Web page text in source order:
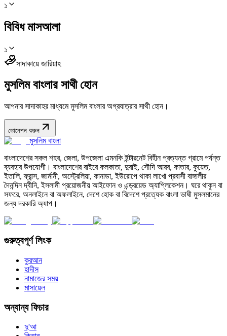
১
বিবিধ মাসআলা
১
সাদাকায়ে জারিয়াহ
মুসলিম বাংলার সাথী হোন
আপনার সাদাকাহর মাধ্যমে মুসলিম বাংলার অগ্রযাত্রার সাথী হোন।
ডোনেশন করুন
মুসলিম বাংলা
বাংলাদেশের সকল শহর, জেলা, উপজেলা এমনকি ইন্টারনেট বিহীন প্রত্যন্ত গ্রামে পর্যন্ত
ব্যবহার উপযোগী। বাংলাদেশের বাইরে কলকাতা, দুবাই, সৌদি আরব, কাতার, কুয়েত,
ইতালি, ফ্রান্স, জার্মানী, অস্ট্রেলিয়া, কানাডা, ইউরোপে থাকা লাখো প্রবাসী বাঙ্গালীর
দৈনন্দিন দ্বীনি, ইসলামী প্রয়োজনীয় আইফোন ও এন্ড্রয়েড অ্যাপ্লিকেশন। ঘরে থাকুন বা
সফরে, অনলাইনে বা অফলাইনে, দেশে হোক বা বিদেশে প্রত্যেক বাংলা ভাষী মুসলমানের
জন্য দরকারি অ্যাপ।
গুরুত্বপূর্ণ লিংক
কুরআন
হাদীস
নামাজের সময়
মাসায়েল
অন্যান্য ফিচার
দু'আ